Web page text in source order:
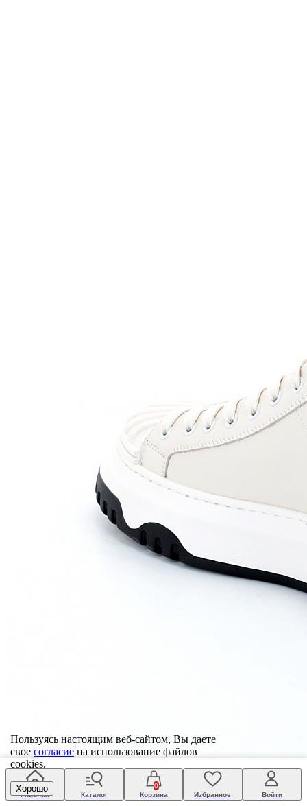
Главная Каталог
0
Корзина
Избранное Войти
Пользуясь настоящим веб-сайтом, Вы даете
свое согласие на использование файлов
cookies.
Хорошо